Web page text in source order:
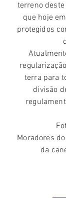
terreno deste
que hoje
protegidos
terra para
divisão
Moradores
da